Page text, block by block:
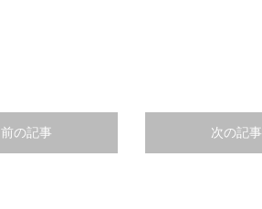
前の記事 次の記事